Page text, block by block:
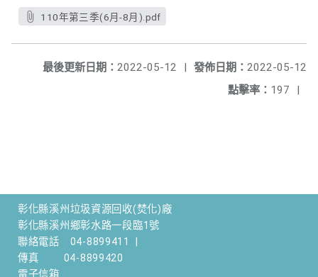
110年第三季(6月-8月).pdf
發佈日期： 2022-05-12
最後更新日期： 2022-05-12
|
點擊率： 197 |
彰化縣溪州垃圾資源回收(焚化)廠
彰化縣溪州鄉彰水路一段臨1號
聯絡電話
04-8899411
傳真
04-8899420
電子信箱